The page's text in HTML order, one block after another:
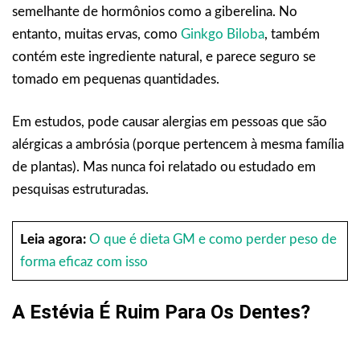
semelhante de hormônios como a giberelina. No
entanto, muitas ervas, como Ginkgo Biloba, também
contém este ingrediente natural, e parece seguro se
tomado em pequenas quantidades.
Em estudos, pode causar alergias em pessoas que são
alérgicas a ambrósia (porque pertencem à mesma família
de plantas). Mas nunca foi relatado ou estudado em
pesquisas estruturadas.
Leia agora: O que é dieta GM e como perder peso de
forma eficaz com isso
A Estévia É Ruim Para Os Dentes?